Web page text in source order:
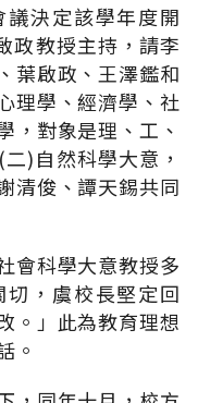
決定該學年度開
政教授主持，請李
葉啟政、王澤鑑和
理學、經濟學、社
，對象是理、工、
)自然科學大意，
清俊、譚天錫共同
會科學大意教授多
，虞校長堅定回
。」此為教育理想
。